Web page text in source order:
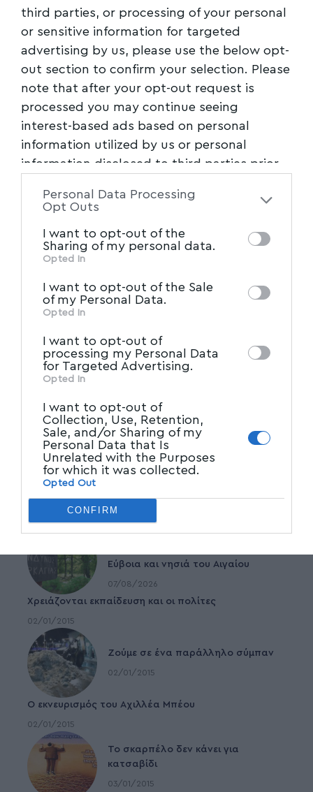
third parties, or processing of your personal
or sensitive information for targeted
advertising by us, please use the below opt-
out section to confirm your selection. Please
note that after your opt-out request is
processed you may continue seeing
interest-based ads based on personal
information utilized by us or personal
information disclosed to third parties prior
of the further disclosure of your personal
of downstream participants. This
information may also be disclosed by us to
Participantsthat may further disclose it to
other third parties.
Personal Data Processing
Opt Outs
I want to opt-out of the
Sharing of my personal data.
Opted In
I want to opt-out of the Sale
of my Personal Data.
Opted In
I want to opt-out of
processing my Personal Data
for Targeted Advertising.
Opted In
I want to opt-out of
Collection, Use, Retention,
Sale, and/or Sharing of my
Personal Data that Is
Unrelated with the Purposes
for which it was collected.
Opted Out
CONFIRM
Δημοφιλέστερα
Υψηλός κίνδυνος πυρκαγιάς σήμερα
Εύβοια και νησιά του Αιγαίου
07/08/2026
Χρειάζονται εκπαίδευση και οι πολίτες
02/01/2015
Ζούμε σε ένα παράλληλο σύμπαν
02/01/2015
Ο εκνευρισμός του Αχιλλέα Μπέου
02/01/2015
To σκαρπέλο δεν κάνει για
κατσαβίδι
03/01/2015